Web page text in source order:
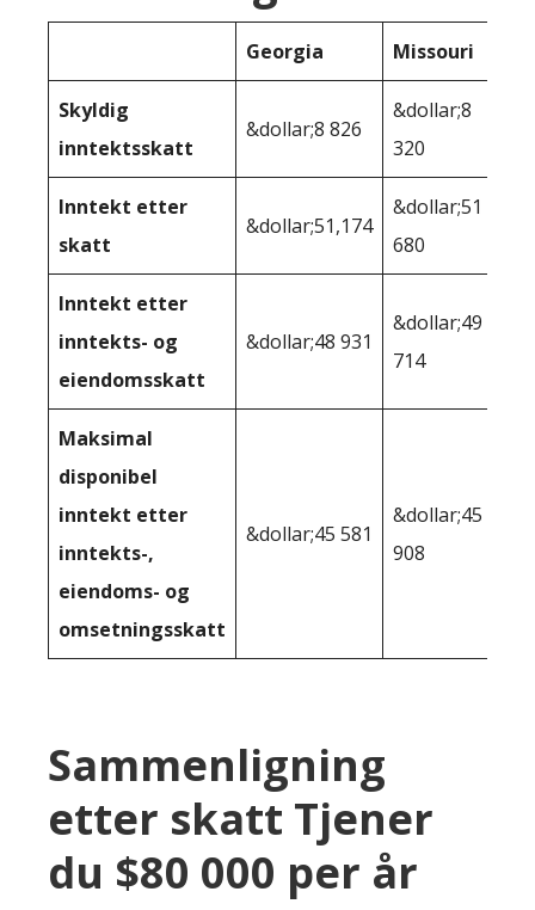
Georgia Missouri
Skyldig
inntektsskatt
&dollar;8 826
&dollar;8
320
Inntekt etter
skatt
&dollar;51,174
&dollar;51
680
Inntekt etter
inntekts- og
eiendomsskatt
&dollar;48 931
&dollar;49
714
Maksimal
disponibel
inntekt etter
inntekts-,
eiendoms- og
omsetningsskatt
&dollar;45 581
&dollar;45
908
Sammenligning
etter skatt Tjener
du $80 000 per år